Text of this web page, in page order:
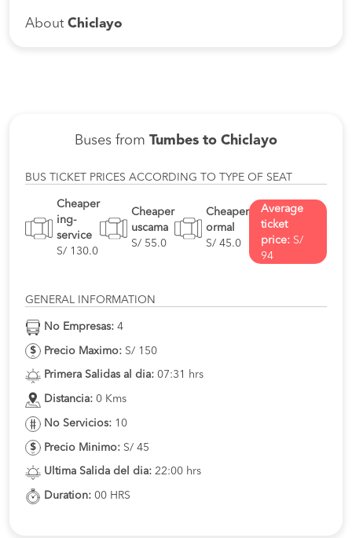
About Chiclayo
Buses from Tumbes to Chiclayo
BUS TICKET PRICES ACCORDING TO TYPE OF SEAT
Cheaper
ing-
service
S/ 130.0
Cheaper
uscama
S/ 55.0
Cheaper
ormal
S/ 45.0
Average
ticket
price: S/
94
GENERAL INFORMATION
No Empresas: 4
Precio Maximo: S/ 150
Primera Salidas al dia: 07:31 hrs
Distancia: 0 Kms
No Servicios: 10
Precio Minimo: S/ 45
Ultima Salida del dia: 22:00 hrs
Duration: 00 HRS